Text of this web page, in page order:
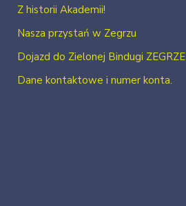
Z historii Akademii!
Nasza przystań w Zegrzu
Dojazd do Zielonej Bindugi ZEGRZE
Dane kontaktowe i numer konta.